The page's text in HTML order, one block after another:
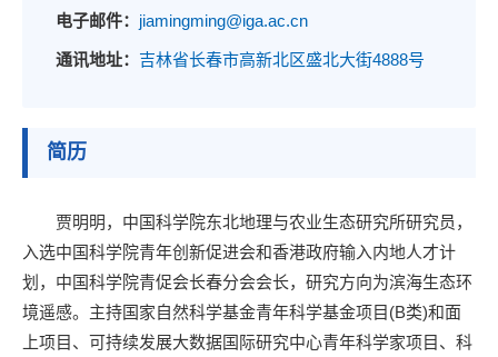
电子邮件： jiamingming@iga.ac.cn
通讯地址： 吉林省长春市高新北区盛北大街4888号
简历
贾明明，中国科学院东北地理与农业生态研究所研究员，
入选中国科学院青年创新促进会和香港政府输入内地人才计
划， 中国科学院青促会长春分会会长，研究方向为滨海生态环
境遥感。主持国家自然科学基金青年科学基金项目(B类)和面
上项目、可持续发展大数据国际研究中心青年科学家项目、科